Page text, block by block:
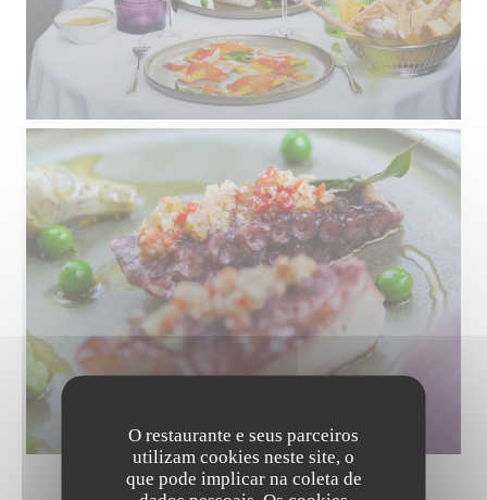
O restaurante e seus parceiros
utilizam cookies neste site, o
que pode implicar na coleta de